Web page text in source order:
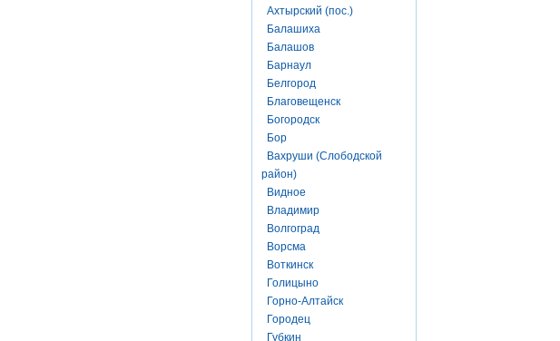
Ахтырский (пос.)
Балашиха
Балашов
Барнаул
Белгород
Благовещенск
Богородск
Бор
Вахруши (Слободской
район)
Видное
Владимир
Волгоград
Ворсма
Воткинск
Голицыно
Горно-Алтайск
Городец
Губкин